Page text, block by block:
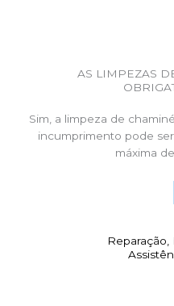
AS LIMPEZAS
Sim, a limpeza de
incumprimento pode
máxima